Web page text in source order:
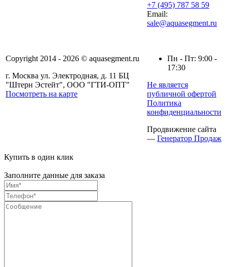
Copyright 2014 - 2026 © aquasegment.ru
г. Москва ул. Электродная, д. 11 БЦ
"Штерн Эстейт", ООО "ГТИ-ОПТ"
Посмотреть на карте
+7 (495) 787 58 59
Email:
sale@aquasegment.ru
Пн - Пт: 9:00 -
17:30
Не является
публичной офертой
Политика
конфиденциальности
Продвижение сайта
— Генератор Продаж
Купить в один клик
Заполните данные для заказа